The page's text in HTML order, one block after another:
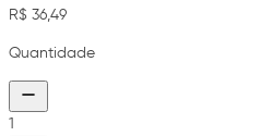
R$ 36,49
Quantidade
1